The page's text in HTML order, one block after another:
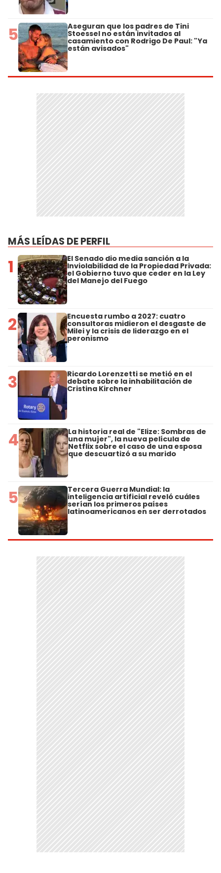
5 Aseguran que los padres de Tini
Stoessel no están invitados al
casamiento con Rodrigo De Paul: "Ya
están avisados"
MÁS LEÍDAS DE PERFIL
1 El Senado dio media sanción a la
Inviolabilidad de la Propiedad Privada:
el Gobierno tuvo que ceder en la Ley
del Manejo del Fuego
2 Encuesta rumbo a 2027: cuatro
consultoras midieron el desgaste de
Milei y la crisis de liderazgo en el
peronismo
3 Ricardo Lorenzetti se metió en el
debate sobre la inhabilitación de
Cristina Kirchner
4 La historia real de "Elize: Sombras de
una mujer", la nueva película de
Netflix sobre el caso de una esposa
que descuartizó a su marido
5 Tercera Guerra Mundial: la
inteligencia artificial reveló cuáles
serían los primeros países
latinoamericanos en ser derrotados